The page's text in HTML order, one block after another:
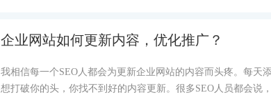
企业网站如何更新内容，优化推广？
我相信每一个SEO人都会为更新企业网站的内容而头疼。每天
想打破你的头，你找不到好的内容更新。很多SEO人员都会说